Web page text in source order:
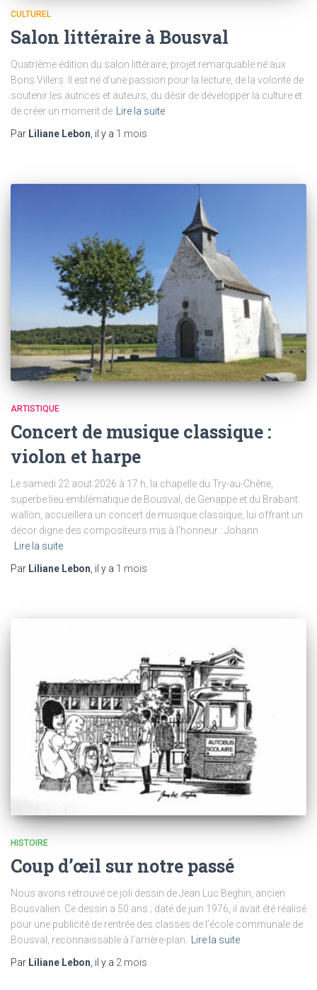
CULTUREL
Salon littéraire à Bousval
Quatrième édition du salon littéraire, projet remarquable né aux
Bons Villers. Il est né d’une passion pour la lecture, de la volonté de
soutenir les autrices et auteurs, du désir de développer la culture et
de créer un moment de
Lire la suite
Par Liliane Lebon , il y a 1 mois
ARTISTIQUE
Concert de musique classique :
violon et harpe
Le samedi 22 aout 2026 à 17 h, la chapelle du Try-au-Chêne,
superbe lieu emblématique de Bousval, de Genappe et du Brabant
wallon, accueillera un concert de musique classique, lui offrant un
décor digne des compositeurs mis à l’honneur : Johann
Lire la suite
Par Liliane Lebon , il y a 1 mois
HISTOIRE
Coup d’œil sur notre passé
Nous avons retrouvé ce joli dessin de Jean Luc Beghin, ancien
Bousvalien. Ce dessin a 50 ans ; daté de juin 1976, il avait été réalisé
pour une publicité de rentrée des classes de l’école communale de
Bousval, reconnaissable à l’arrière-plan. Lire la suite
Par Liliane Lebon, il y a 2 mois